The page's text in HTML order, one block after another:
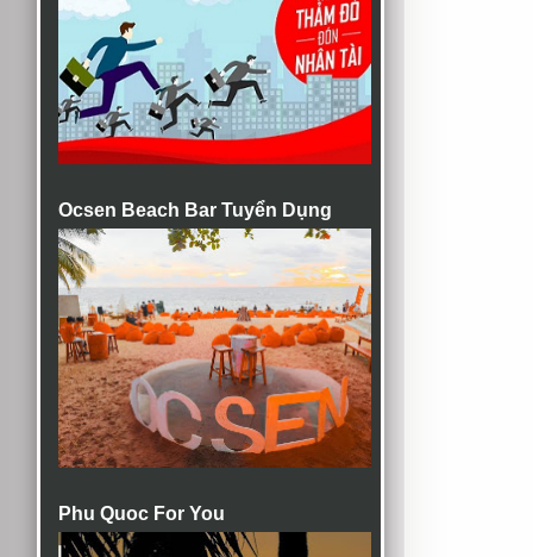
Ocsen Beach Bar Tuyển Dụng
Phu Quoc For You